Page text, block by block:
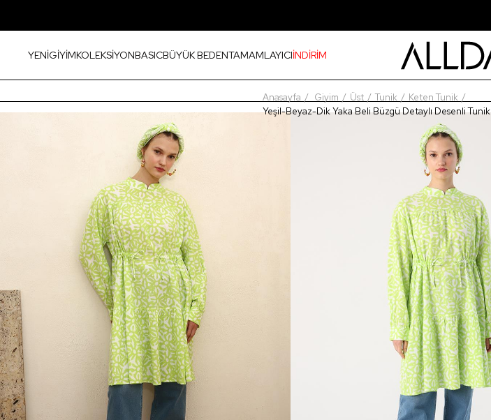
YENİGİYİMKOLEKSİYONBASICBÜYÜK BEDENTAMAMLAYICIİNDİRİM
Anasayfa Giyim Üst Tunik
Keten Tunik
Yeşil-Beyaz-Dik Yaka Beli Büzgü Detaylı Desenli Tunik